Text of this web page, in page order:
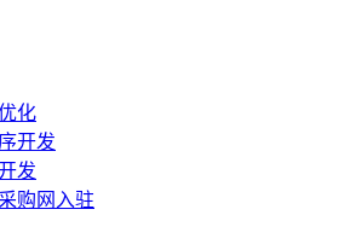
化
开发
发
购网入驻